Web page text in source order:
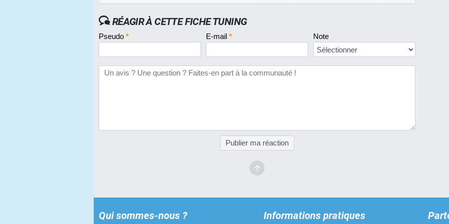
RÉAGIR À CETTE FICHE TUNING
Pseudo * E-mail* Note
Publier ma réaction
Qui sommes-nous ? Informations pratiques